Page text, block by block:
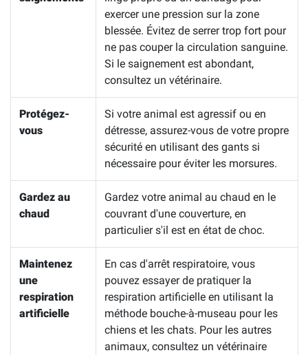
exercer une pression sur la zone
blessée. Évitez de serrer trop fort pour
ne pas couper la circulation sanguine.
Si le saignement est abondant,
consultez un vétérinaire.
Protégez-
vous
Si votre animal est agressif ou en
détresse, assurez-vous de votre propre
sécurité en utilisant des gants si
nécessaire pour éviter les morsures.
Gardez au
chaud
Gardez votre animal au chaud en le
couvrant d'une couverture, en
particulier s'il est en état de choc.
Maintenez
une
respiration
artificielle
En cas d'arrêt respiratoire, vous
pouvez essayer de pratiquer la
respiration artificielle en utilisant la
méthode bouche-à-museau pour les
chiens et les chats. Pour les autres
animaux, consultez un vétérinaire